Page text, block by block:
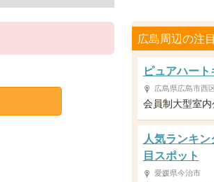
広島周辺の注
ピュアハー
広島県広島市西
会員制大型室内
人気ランキ
目スポット
愛媛県今治市